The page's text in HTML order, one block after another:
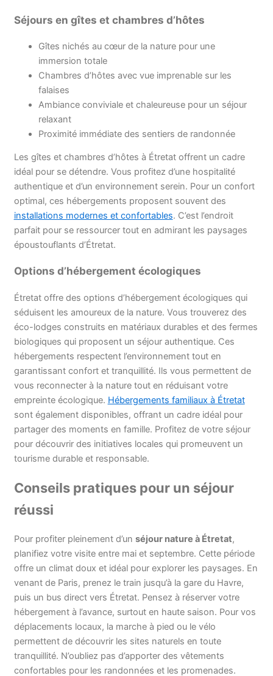
Séjours en gîtes et chambres d’hôtes
Gîtes nichés au cœur de la nature pour une
immersion totale
Chambres d’hôtes avec vue imprenable sur les
falaises
Ambiance conviviale et chaleureuse pour un séjour
relaxant
Proximité immédiate des sentiers de randonnée
Les gîtes et chambres d’hôtes à Étretat offrent un cadre
idéal pour se détendre. Vous profitez d’une hospitalité
authentique et d’un environnement serein. Pour un confort
optimal, ces hébergements proposent souvent des
installations modernes et confortables. C’est l’endroit
parfait pour se ressourcer tout en admirant les paysages
époustouflants d’Étretat.
Options d’hébergement écologiques
Étretat offre des options d’hébergement écologiques qui
séduisent les amoureux de la nature. Vous trouverez des
éco-lodges construits en matériaux durables et des fermes
biologiques qui proposent un séjour authentique. Ces
hébergements respectent l’environnement tout en
garantissant confort et tranquillité. Ils vous permettent de
vous reconnecter à la nature tout en réduisant votre
empreinte écologique. Hébergements familiaux à Étretat
sont également disponibles, offrant un cadre idéal pour
partager des moments en famille. Profitez de votre séjour
pour découvrir des initiatives locales qui promeuvent un
tourisme durable et responsable.
Conseils pratiques pour un séjour
réussi
Pour profiter pleinement d’un séjour nature à Étretat,
planifiez votre visite entre mai et septembre. Cette période
offre un climat doux et idéal pour explorer les paysages. En
venant de Paris, prenez le train jusqu’à la gare du Havre,
puis un bus direct vers Étretat. Pensez à réserver votre
hébergement à l’avance, surtout en haute saison. Pour vos
déplacements locaux, la marche à pied ou le vélo
permettent de découvrir les sites naturels en toute
tranquillité. N’oubliez pas d’apporter des vêtements
confortables pour les randonnées et les promenades.